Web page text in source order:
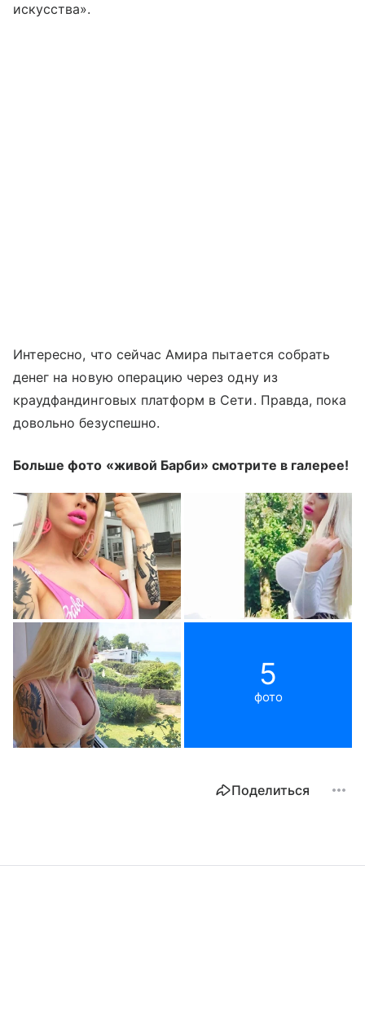
искусства».
Интересно, что сейчас Амира пытается собрать
денег на новую операцию через одну из
краудфандинговых платформ в Сети. Правда, пока
довольно безуспешно.
Больше фото «живой Барби» смотрите в галерее!
5
фото
Поделиться